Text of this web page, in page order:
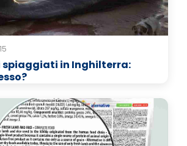
spiaggiati in Inghilterra: